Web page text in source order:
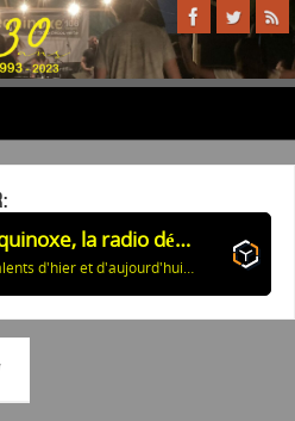
Equinoxe, la radio découverte
Talents d'hier et d'aujourd'hui: Bobby Darin